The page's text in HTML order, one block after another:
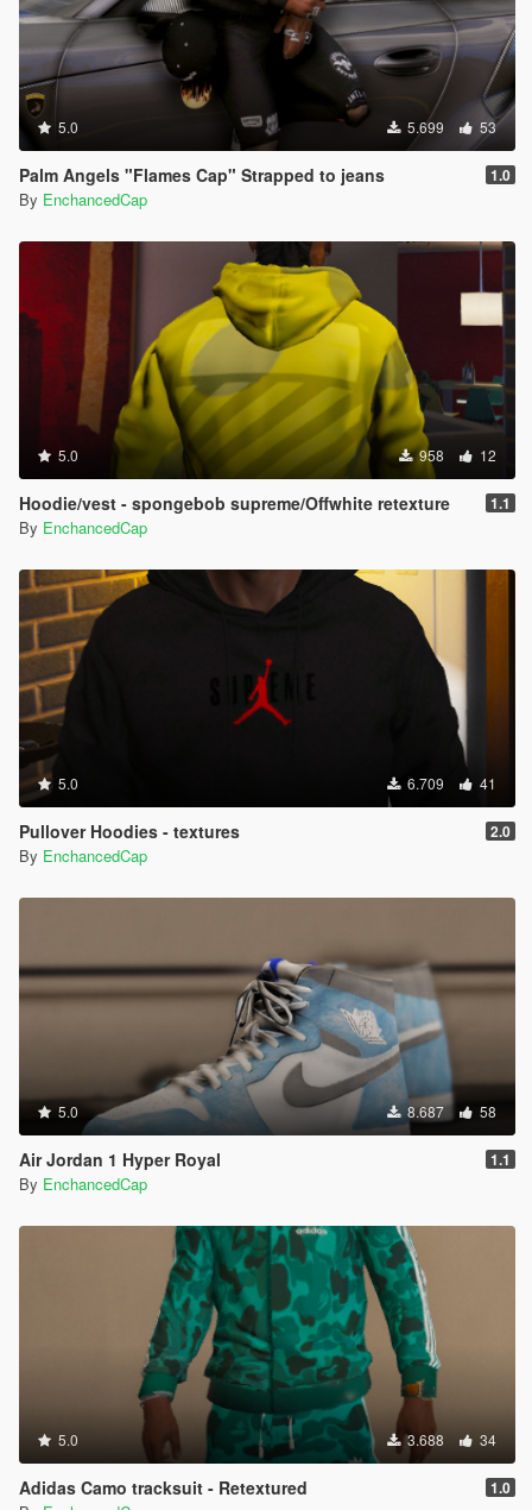
5.0 5.699 53
Palm Angels "Flames Cap" Strapped to jeans 1.0
By EnchancedCap
5.0 958 12
Hoodie/vest - spongebob supreme/Offwhite retexture 1.1
By EnchancedCap
5.0 6.709 41
Pullover Hoodies - textures 2.0
By EnchancedCap
5.0 8.687 58
Air Jordan 1 Hyper Royal 1.1
By EnchancedCap
5.0 3.688 34
Adidas Camo tracksuit - Retextured 1.0